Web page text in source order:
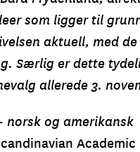
som ligger til
aktuell, med
Særlig er dette
allerede 3.
norsk og amerikansk
Academic